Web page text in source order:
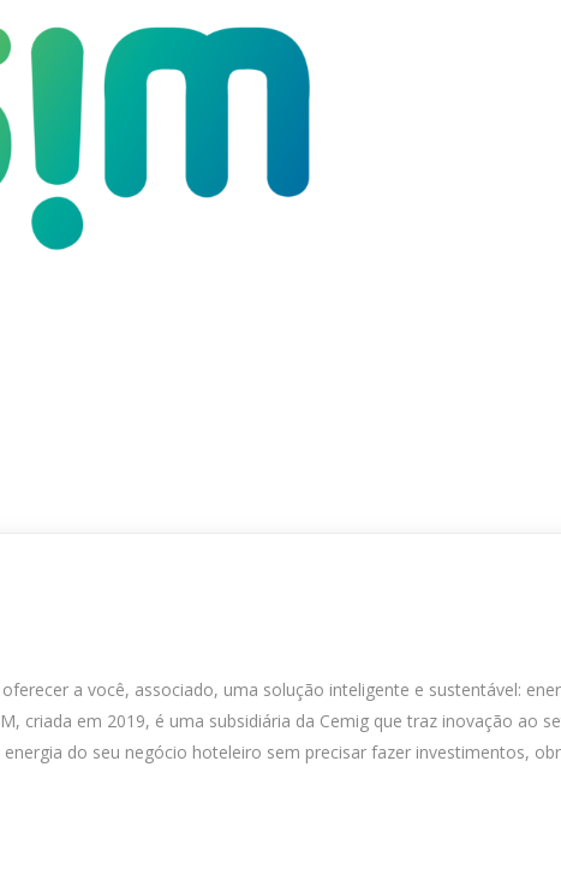
a você, associado, uma solução inteligente e sustentável:
criada em 2019, é uma subsidiária da Cemig que traz inovação ao
do seu negócio hoteleiro sem precisar fazer investimentos,